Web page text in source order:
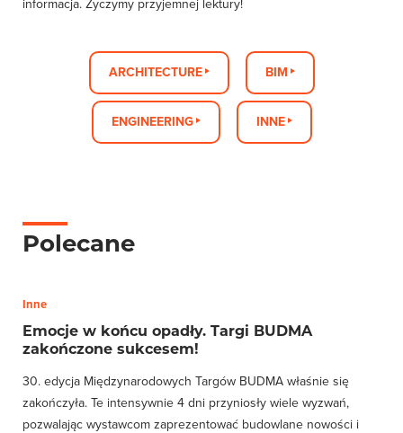
informacja. Życzymy przyjemnej lektury!
ARCHITECTURE BIM
ENGINEERING INNE
Polecane
Inne
Emocje w końcu opadły. Targi BUDMA
zakończone sukcesem!
30. edycja Międzynarodowych Targów BUDMA właśnie się
zakończyła. Te intensywnie 4 dni przyniosły wiele wyzwań,
pozwalając wystawcom zaprezentować budowlane nowości i